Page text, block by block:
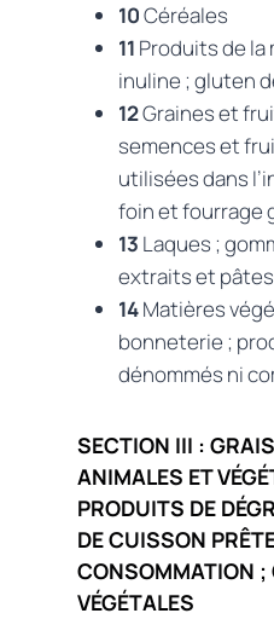
10Céréales
11 Produits de la
inuline ; gluten
12Graines et
semences et
utilisées dans
foin et fourrage
13 Laques ;
extraits et
14Matières
bonneterie ;
dénommés ni
SECTION III :
ANIMALES ET
PRODUITS DE
DE CUISSON
CONSOMMATION ;
VÉGÉTALES